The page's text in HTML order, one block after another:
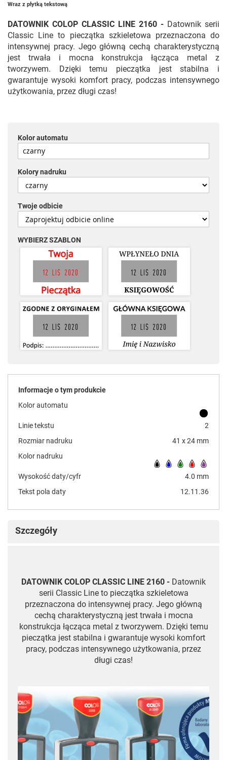
Wraz z płytką tekstową
DATOWNIK COLOP CLASSIC LINE 2160 - Datownik serii
Classic Line to pieczątka szkieletowa przeznaczona do
intensywnej pracy. Jego główną cechą charakterystyczną
jest trwała i mocna konstrukcja łącząca metal z
tworzywem. Dzięki temu pieczątka jest stabilna i
gwarantuje wysoki komfort pracy, podczas intensywnego
użytkowania, przez długi czas!
Kolor automatu
Kolory nadruku
Twoje odbicie
WYBIERZ SZABLON
Informacje o tym produkcie
Kolor automatu
Linie tekstu
2
Rozmiar nadruku
41 x 24 mm
Kolor nadruku
Wysokość daty/cyfr
4.0 mm
Tekst pola daty
12.11.36
Szczegóły
DATOWNIK COLOP CLASSIC LINE 2160 - Datownik
serii Classic Line to pieczątka szkieletowa
przeznaczona do intensywnej pracy. Jego główną
cechą charakterystyczną jest trwała i mocna
konstrukcja łącząca metal z tworzywem. Dzięki temu
pieczątka jest stabilna i gwarantuje wysoki komfort
pracy, podczas intensywnego użytkowania, przez
długi czas!